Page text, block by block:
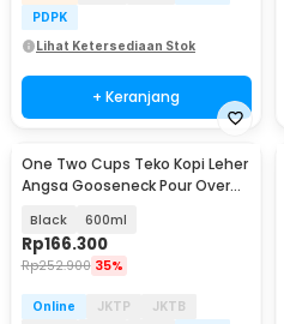
PDPK
Lihat Ketersediaan Stok
+ Keranjang
One Two Cups Teko Kopi Leher
Angsa Gooseneck Pour Over
Black 600ml
Rp166.300
Rp252.900 35%
Online JKTP
JKTB